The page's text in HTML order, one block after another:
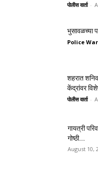
पोलीस वार्ता -
भुसावळच्या
Police
शहरात
केंद्रांवर
पोलीस वार्ता -
गायत्री
गोष्ठी...
August 10,